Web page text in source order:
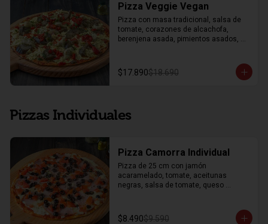
Pizza Veggie Vegan
Pizza con masa tradicional, salsa de
tomate, corazones de alcachofa,
berenjena asada, pimientos asados,
$17.890$18.690
Pizzas Individuales
Pizza Camorra Individual
Pizza de 25 cm con jamón
acaramelado, tomate, aceitunas
negras, salsa de tomate, queso
$8.490$9.590